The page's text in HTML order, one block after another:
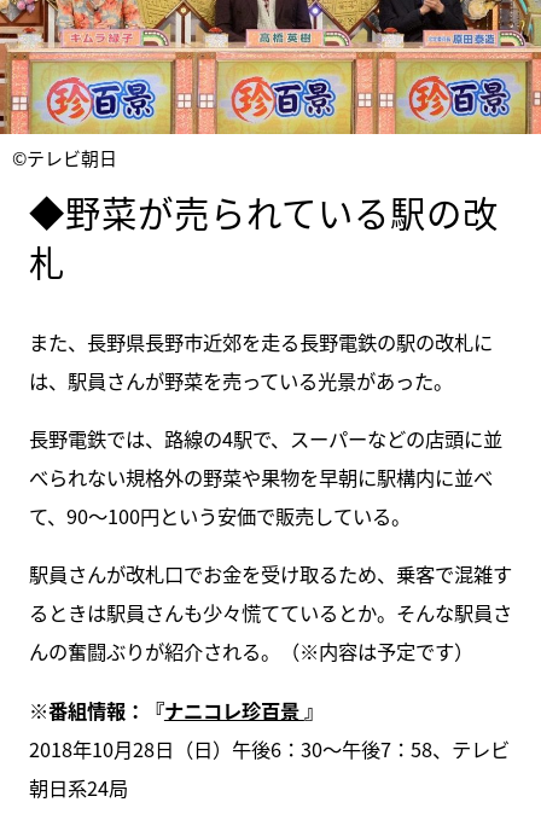
©テレビ朝日
◆野菜が売られている駅の改
札
また、長野県長野市近郊を走る長野電鉄の駅の改札に
は、駅員さんが野菜を売っている光景があった。
長野電鉄では、路線の4駅で、スーパーなどの店頭に並
べられない規格外の野菜や果物を早朝に駅構内に並べ
て、90～100円という安価で販売している。
駅員さんが改札口でお金を受け取るため、乗客で混雑す
るときは駅員さんも少々慌てているとか。そんな駅員さ
んの奮闘ぶりが紹介される。（※内容は予定です）
※番組情報：『ナニコレ珍百景 』
2018年10月28日（日）午後6：30～午後7：58、テレビ
朝日系24局